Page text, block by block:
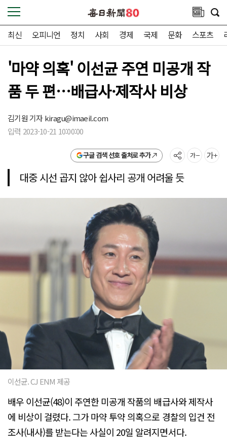
최신 오피니언 정치 사회 경제 국제 문화 스포츠
'마약 의혹' 이선균 주연 미공개 작
품 두 편…배급사·제작사 비상
김기원 기자kiragu@imaeil.com
입력 2023-10-21 10:00:00
구글 검색 선호 출처로 추가
대중 시선 곱지 않아 쉽사리 공개 어려울 듯
이선균. CJ ENM 제공
배우 이선균(48)이 주연한 미공개 작품의 배급사와 제작사
에 비상이 걸렸다. 그가 마약 투약 의혹으로 경찰의 입건 전
조사(내사)를 받는다는 사실이 20일 알려지면서다.